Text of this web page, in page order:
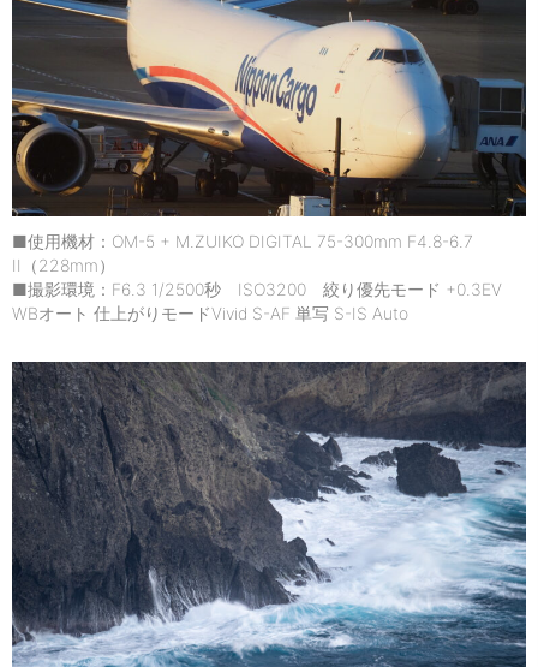
■使用機材：OM-5 + M.ZUIKO DIGITAL 75-300mm F4.8-6.7
II（228mm）
■撮影環境：F6.3 1/2500秒 ISO3200 絞り優先モード +0.3EV
WBオート 仕上がりモードVivid S-AF 単写 S-IS Auto